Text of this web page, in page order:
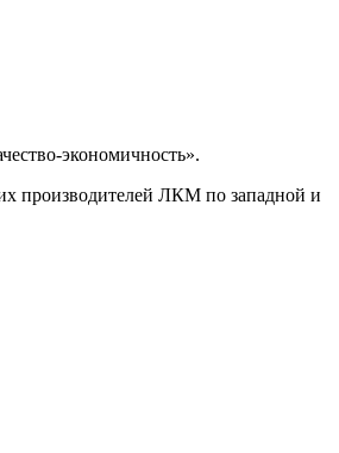
экономичность».
производителей ЛКМ по западной и